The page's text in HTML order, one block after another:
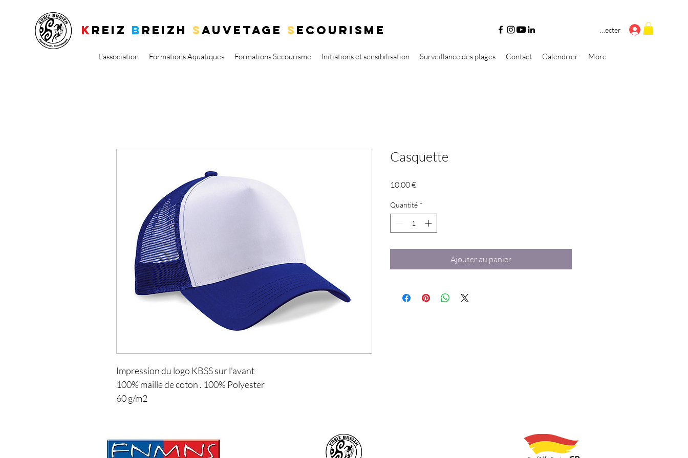
K REIZ B REIZH SAUVETAGE S ECOURISME Se connecter
L'association Formations Aquatiques Formations Secourisme Initiations et sensibilisation Surveillance des plages Contact Calendrier More
Impression du logo KBSS sur l'avant
100% maille de coton . 100% Polyester
60 g/m2
Casquette
10,00 €Prix
Quantité *
Ajouter au panier